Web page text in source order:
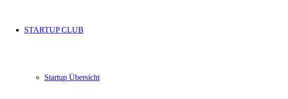
STARTUP CLUB
Startup Übersicht